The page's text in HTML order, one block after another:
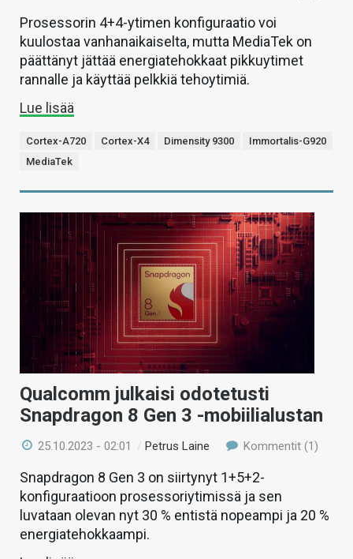
Prosessorin 4+4-ytimen konfiguraatio voi
kuulostaa vanhanaikaiselta, mutta MediaTek on
päättänyt jättää energiatehokkaat pikkuytimet
rannalle ja käyttää pelkkiä tehoytimiä.
Lue lisää
Cortex-A720 Cortex-X4 Dimensity 9300
Immortalis-G920
MediaTek
Qualcomm julkaisi odotetusti
Snapdragon 8 Gen 3 -mobiilialustan
25.10.2023 - 02:01 /Petrus Laine Kommentit (1)
Snapdragon 8 Gen 3 on siirtynyt 1+5+2-
konfiguraatioon prosessoriytimissä ja sen
luvataan olevan nyt 30 % entistä nopeampi ja 20 %
energiatehokkaampi.